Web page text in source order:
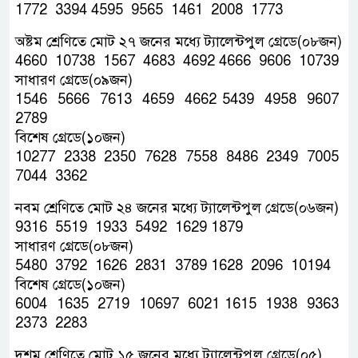
1772 3394 4595 9565 1461 2008 1773
অষ্টম শ্রেণিতে মোট ২৭ জনের মধ্যে ট্যালেন্টপুল গ্রেডে(০৮জন)
4660 10738 1567 4683 4692 4666 9606 10739
সাধারণ গ্রেডে(০৯জন)
1546 5666 7613 4659 4662 5439 4958 9607
2789
বিশেষ গ্রেডে(১০জন)
10277 2338 2350 7628 7558 8486 2349 7005
7044 3362
নবম শ্রেণিতে মোট ২৪ জনের মধ্যে ট্যালেন্টপুল গ্রেডে(০৬জন)
9316 5519 1933 5492 1629 1879
সাধারণ গ্রেডে(০৮জন)
5480 3792 1626 2831 3789 1628 2096 10194
বিশেষ গ্রেডে(১০জন)
6004 1635 2719 10697 6021 1615 1938 9363
2373 2283